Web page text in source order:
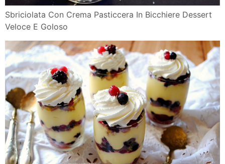
Sbriciolata Con Crema Pasticcera In Bicchiere Dessert
Veloce E Goloso